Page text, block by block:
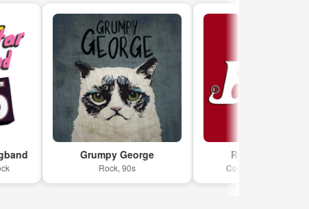
Grumpy George
Rock, 90s
RitA Coverband
Coverband, Nederpop